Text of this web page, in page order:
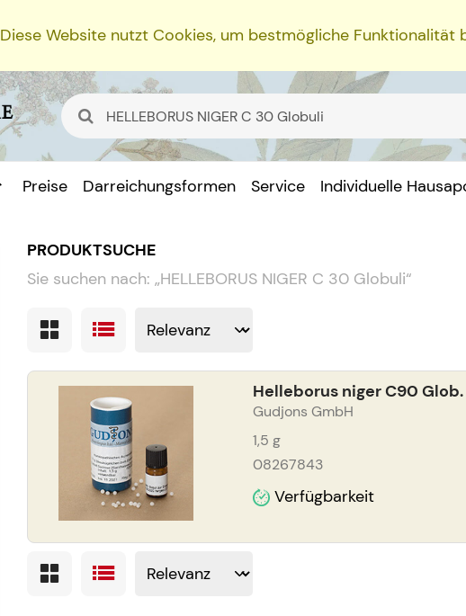
Diese Website nutzt Cookies, um bestmögliche Funktionalität
Preise Darreichungsformen Service Individuelle
PRODUKTSUCHE
Sie suchen nach: „HELLEBORUS NIGER C 30 Globuli“
Helleborus niger C90 Glob.
Gudjons GmbH
1,5 g
08267843
Verfügbarkeit